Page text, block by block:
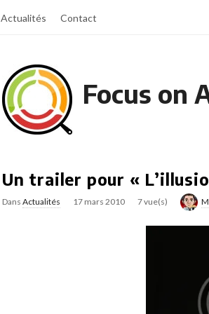
Actualités Contact
Focus on
Un trailer pour «
Dans Actualités 17 mars 2010 7 vue(s)